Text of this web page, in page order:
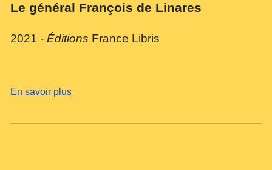
Le général François de Linares
2021 - Éditions France Libris
En savoir plus